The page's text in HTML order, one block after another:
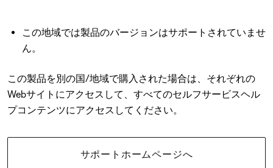
この地域では製品のバージョンはサポートされていませ
ん。
この製品を別の国/地域で購入された場合は、それぞれの
Webサイトにアクセスして、すべてのセルフサービスヘル
プコンテンツにアクセスしてください。
サポートホームページへ